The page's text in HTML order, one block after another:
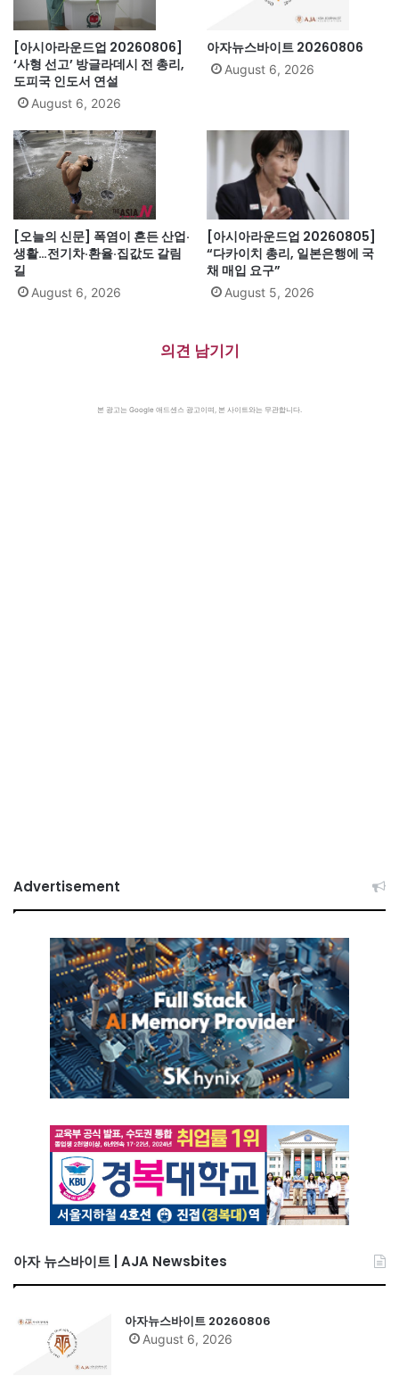
[아시아라운드업 20260806]
‘사형 선고’ 방글라데시 전 총리,
도피국 인도서 연설
August 6, 2026
아자뉴스바이트 20260806
August 6, 2026
[오늘의 신문] 폭염이 흔든 산업·
생활…전기차·환율·집값도 갈림
길
August 6, 2026
[아시아라운드업 20260805]
“다카이치 총리, 일본은행에 국
채 매입 요구”
August 5, 2026
의견 남기기
본 광고는 Google 애드센스 광고이며, 본 사이트와는 무관합니다.
Advertisement
아자 뉴스바이트 | AJA Newsbites
아자뉴스바이트 20260806
August 6, 2026